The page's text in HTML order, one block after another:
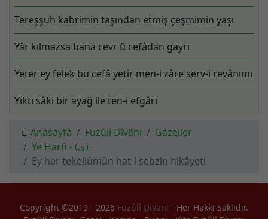
Tereşşuh kabrimin taşından etmiş çeşmimin yaşı
Yâr kılmazsa bana cevr ü cefâdan gayrı
Yeter ey felek bu cefâ yetir men-i zâre serv-i revânımı
Yıktı sâki bir ayağ ile ten-i efgârı
Anasayfa Fuzûlî Dîvânı
Gazeller
Ye Harfi - (ى)
Ey her tekellümün hat-i sebzin hikâyeti
Copyright ©2019 - 2026 Fuzûlî Divanı - Her Hakkı Saklıdır.